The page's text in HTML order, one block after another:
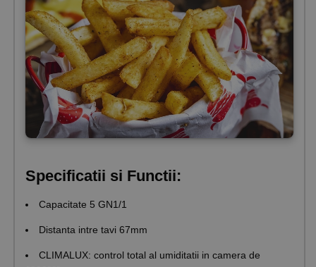
Specificatii si Functii:
Capacitate 5 GN1/1
Distanta intre tavi 67mm
CLIMALUX: control total al umiditatii in camera de